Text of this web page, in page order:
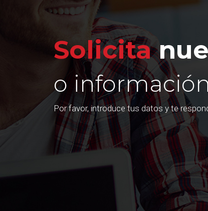
Solicita
o
Por favor, introduce tus datos y te